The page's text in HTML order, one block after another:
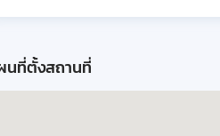
นที่ตั้งสถานที่